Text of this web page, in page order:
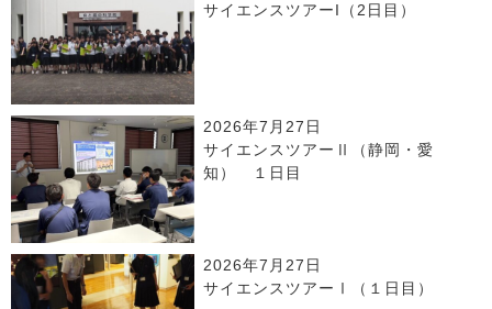
サイエンスツアーI（2日目）
2026年7月27日
サイエンスツアーⅡ（静岡・愛
知） １日目
2026年7月27日
サイエンスツアーⅠ（１日目）